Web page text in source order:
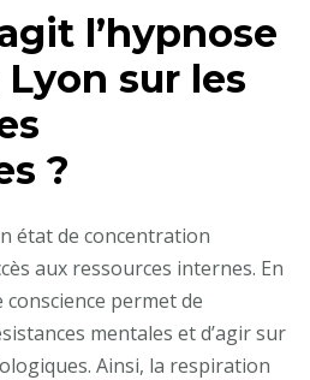
l’hypnose
Lyon sur les
?
état de concentration
aux ressources internes. En
permet de
mentales et d’agir sur
Ainsi, la respiration